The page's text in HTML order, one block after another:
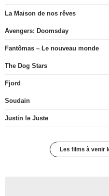
La Maison de nos rêves
Avengers: Doomsday
Fantômas – Le nouveau monde
The Dog Stars
Fjord
Soudain
Justin le Juste
Les films à venir